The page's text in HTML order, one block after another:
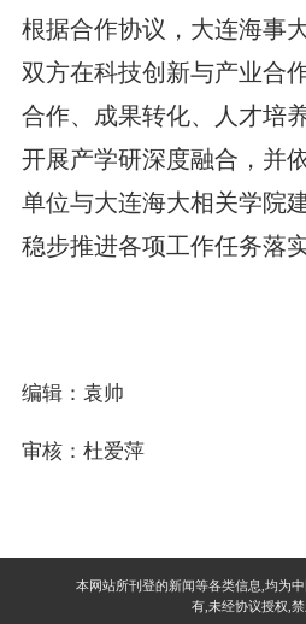
根据合作协议，大连海事
双方在科技创新与产业合
合作、成果转化、人才培
开展产学研深度融合，并
单位与大连海大相关学院
稳步推进各项工作任务落实
编辑：袁帅
审核：杜爱萍
本网站所刊登的新闻等各类信息,均为
有,未经协议授权,禁